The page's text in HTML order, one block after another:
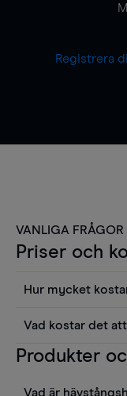
Registrera
VANLIGA FRÅGOR
Priser och
Hur mycket
använda sådana
aktierapporter
Vad kostar det
Det är en rad
Produkter
Vad är